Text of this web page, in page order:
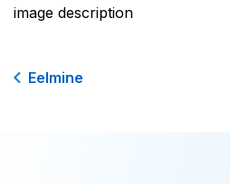
image description
Eelmine